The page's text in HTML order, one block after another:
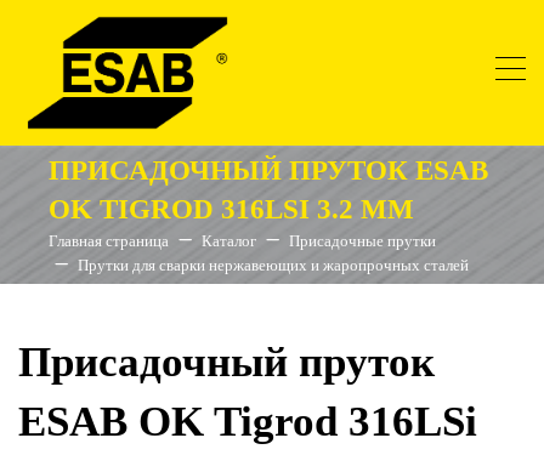
ПРИСАДОЧНЫЙ ПРУТОК ESAB
OK TIGROD 316LSI 3.2 ММ
Главная страница Каталог
Присадочные прутки
Прутки для сварки нержавеющих и жаропрочных сталей
Присадочный пруток
ESAB OK Tigrod 316LSi